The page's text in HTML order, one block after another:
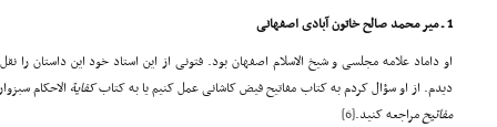
1 ـ میر محمد صالح خاتون آبادی اصفهانی
او داماد علامه مجلسی و شیخ الاسلام اصفهان بود. فتونی از این استاد خود این داستان را
دیدم. از او سؤال کردم به کتاب مفاتیح فیض کاشانی عمل کنیم یا به کتابکفایة الاحکام
مفاتیحمراجعه کنید.[6]